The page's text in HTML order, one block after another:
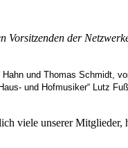
der
und Thomas Schmidt,
und Hofmusiker“ Lutz
viele unserer